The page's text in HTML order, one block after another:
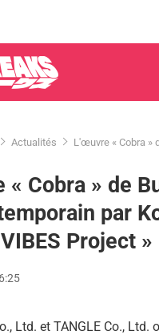
Actualités L'œuvre « Cobra »
Cobra » de
par
Project »
Ltd. et TANGLE Co., Ltd.